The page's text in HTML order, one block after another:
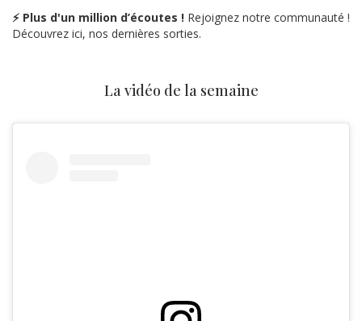
⚡ Plus d'un million d’écoutes ! Rejoignez notre communauté !
Découvrez ici, nos dernières sorties.
La vidéo de la semaine